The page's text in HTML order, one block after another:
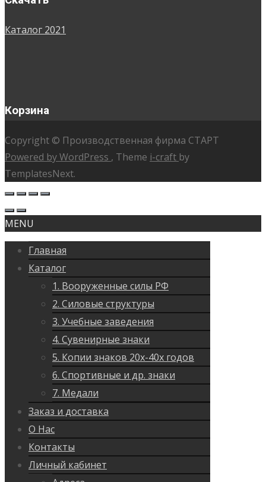
Каталог 2021
Корзина
Copyright © Производственная фирма СТАРТ
Powered by WordPress , Theme i-craft by
TemplatesNext.
MENU
Главная
Каталог
1. Вооруженные силы РФ
2. Силовые структуры
3. Учебные заведения
4. Сувенирные знаки
5. Копии знаков 20х-40х годов
6. Спортивные и др. знаки
7. Медали
Заказ и доставка
О Нас
Контакты
Личный кабинет